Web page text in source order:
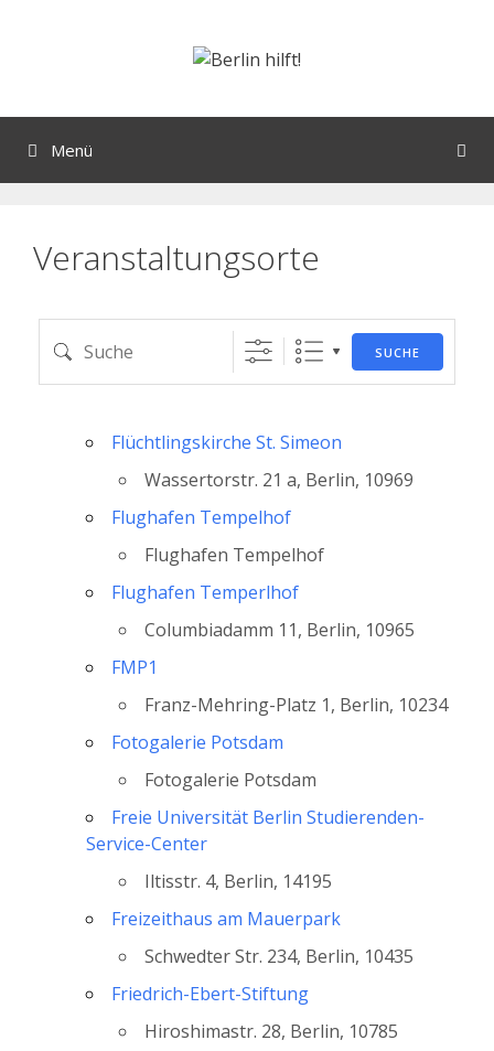
Menü
Veranstaltungsorte
SUCHE
mit vielen Veranstaltungen?
Flüchtlingskirche St. Simeon
Wassertorstr. 21 a, Berlin, 10969
Flughafen Tempelhof
Flughafen Tempelhof
Flughafen Temperlhof
Columbiadamm 11, Berlin, 10965
FMP1
Franz-Mehring-Platz 1, Berlin, 10234
Fotogalerie Potsdam
Fotogalerie Potsdam
Freie Universität Berlin Studierenden-
Service-Center
Iltisstr. 4, Berlin, 14195
Freizeithaus am Mauerpark
Schwedter Str. 234, Berlin, 10435
Friedrich-Ebert-Stiftung
Hiroshimastr. 28, Berlin, 10785